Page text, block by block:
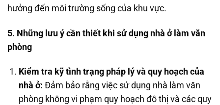
hưởng đến môi trường sống của khu vực.
5. Những lưu ý cần thiết khi sử dụng nhà ở làm văn
phòng
Kiểm tra kỹ tình trạng pháp lý và quy hoạch của
nhà ở: Đảm bảo rằng việc sử dụng nhà làm văn
phòng không vi phạm quy hoạch đô thị và các quy